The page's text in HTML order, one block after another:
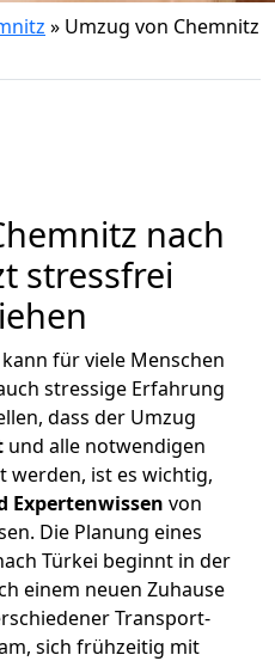
» Umzug von Chemnitz
nach
stressfrei
für viele Menschen
stressige Erfahrung
dass der Umzug
und alle notwendigen
werden, ist es wichtig,
Expertenwissen von
Die Planung eines
Türkei beginnt in der
einem neuen Zuhause
Transport-
sich frühzeitig mit